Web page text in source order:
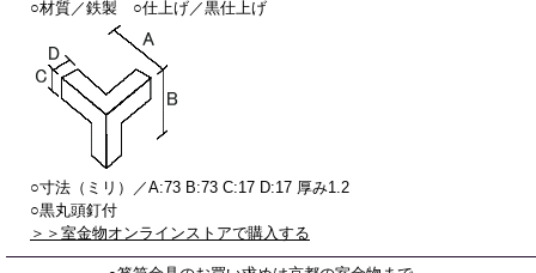
○材質／鉄製 ○仕上げ／黒仕上げ
○寸法（ミリ）／A:73 B:73 C:17 D:17 厚み1.2
○黒丸頭釘付
＞＞室金物オンラインストアで購入する